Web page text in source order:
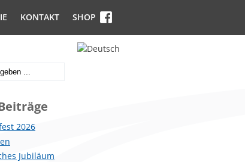
KONTAKT SHOP
2026
Jubiläum